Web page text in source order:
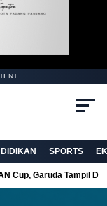
SPORTS
Cup, Garuda Tampil